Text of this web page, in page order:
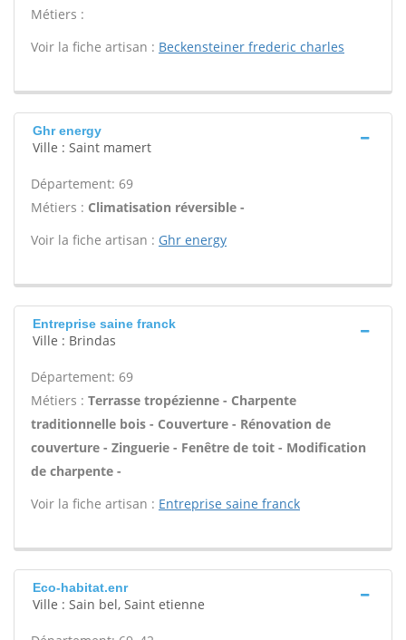
Métiers :
Voir la fiche artisan : Beckensteiner frederic charles
Ghr energy
Ville : Saint mamert
Département: 69
Métiers : Climatisation réversible -
Voir la fiche artisan : Ghr energy
Entreprise saine franck
Ville : Brindas
Département: 69
Métiers : Terrasse tropézienne - Charpente
traditionnelle bois - Couverture - Rénovation de
couverture - Zinguerie - Fenêtre de toit - Modification
de charpente -
Voir la fiche artisan : Entreprise saine franck
Eco-habitat.enr
Ville : Sain bel, Saint etienne